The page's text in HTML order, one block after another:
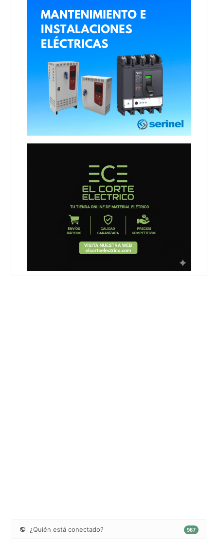
¿Quién está conectado? 967